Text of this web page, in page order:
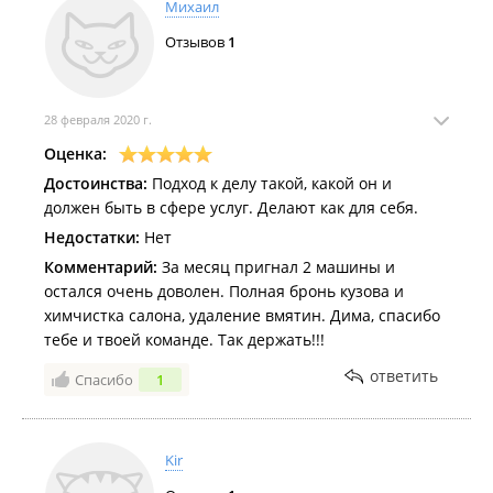
Михаил
Отзывов 1
28 февраля 2020 г.
Оценка:
Достоинства: Подход к делу такой, какой он и
должен быть в сфере услуг. Делают как для себя.
Недостатки: Нет
Комментарий: За месяц пригнал 2 машины и
остался очень доволен. Полная бронь кузова и
химчистка салона, удаление вмятин. Дима, спасибо
тебе и твоей команде. Так держать!!!
Спасибо 1 ответить
Kir